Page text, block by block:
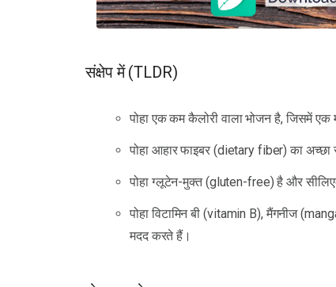
संक्षेप में (TLDR)
पोहा एक कम कैलोरी वाला भोजन है, जिसमें
पोहा आहार फाइबर (dietary fiber) का
पोहा ग्लूटेन-मुक्त (gluten-free) है और
पोहा विटामिन बी (vitamin B), मैंगनीज
मदद करते हैं।